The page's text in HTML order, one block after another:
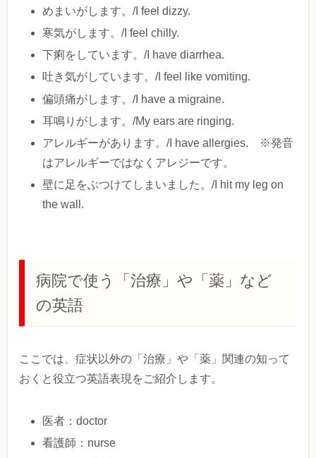
めまいがします。/I feel dizzy.
寒気がします。/I feel chilly.
下痢をしています。/I have diarrhea.
吐き気がしています。/I feel like vomiting.
偏頭痛がします。/I have a migraine.
耳鳴りがします。/My ears are ringing.
アレルギーがあります。/I have allergies. ※発音
はアレルギーではなくアレジーです。
壁に足をぶつけてしまいました。/I hit my leg on
the wall.
病院で使う「治療」や「薬」など
の英語
ここでは、症状以外の「治療」や「薬」関連の知って
おくと役立つ英語表現をご紹介します。
医者：doctor
看護師：nurse